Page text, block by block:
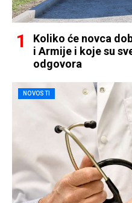
Koliko će novca
i Armije i koje su
odgovora
NOVOSTI